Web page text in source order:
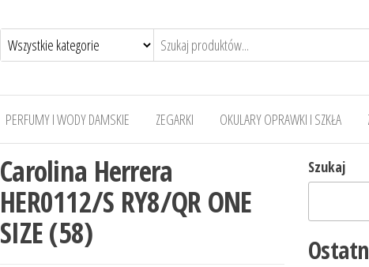
PERFUMY I WODY DAMSKIE ZEGARKI OKULARY OPRAWKI I SZKŁA
Carolina Herrera
HER0112/S RY8/QR ONE
SIZE (58)
Szukaj